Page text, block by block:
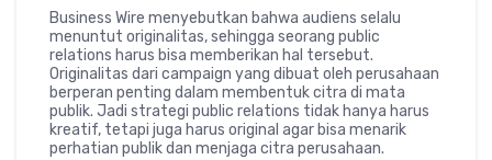
Business Wire menyebutkan bahwa audiens selalu
menuntut originalitas, sehingga seorang public
relations harus bisa memberikan hal tersebut.
Originalitas dari campaign yang dibuat oleh perusahaan
berperan penting dalam membentuk citra di mata
publik. Jadi strategi public relations tidak hanya harus
kreatif, tetapi juga harus original agar bisa menarik
perhatian publik dan menjaga citra perusahaan.